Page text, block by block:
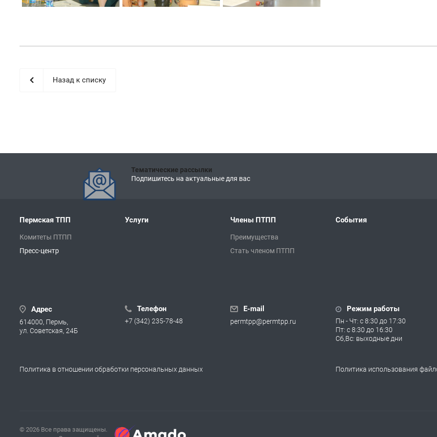
Назад к списку
Тематические рассылки
Подпишитесь на актуальные для вас
Пермская ТПП
Комитеты ПТПП
Пресс-центр
Услуги Члены ПТПП
Преимущества
Стать членом ПТПП
События
Адрес
614000, Пермь,
ул. Советская, 24Б
Телефон
+7 (342) 235-78-48
E-mail
permtpp@permtpp.ru
Режим работы
Пн - Чт: с 8:30 до 17:30
Пт: с 8:30 до 16:30
Сб,Вс: выходные дни
Политика в отношении обработки персональных данных Политика использования
© 2026 Все права защищены.